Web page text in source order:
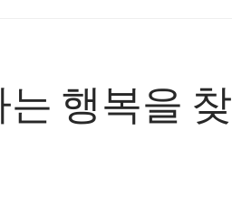
행복을 찾